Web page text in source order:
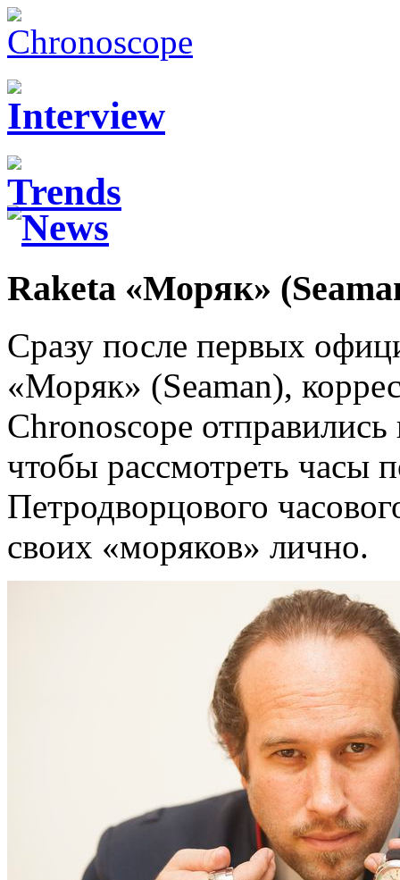
Raketa «Моряк»
Сразу после первых
«Моряк» (Seaman),
Chronoscope
чтобы рассмотреть часы
Петродворцового
своих «моряков» лично.